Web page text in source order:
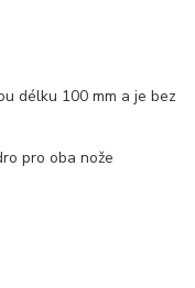
délku 100 mm a je bez
pro oba nože